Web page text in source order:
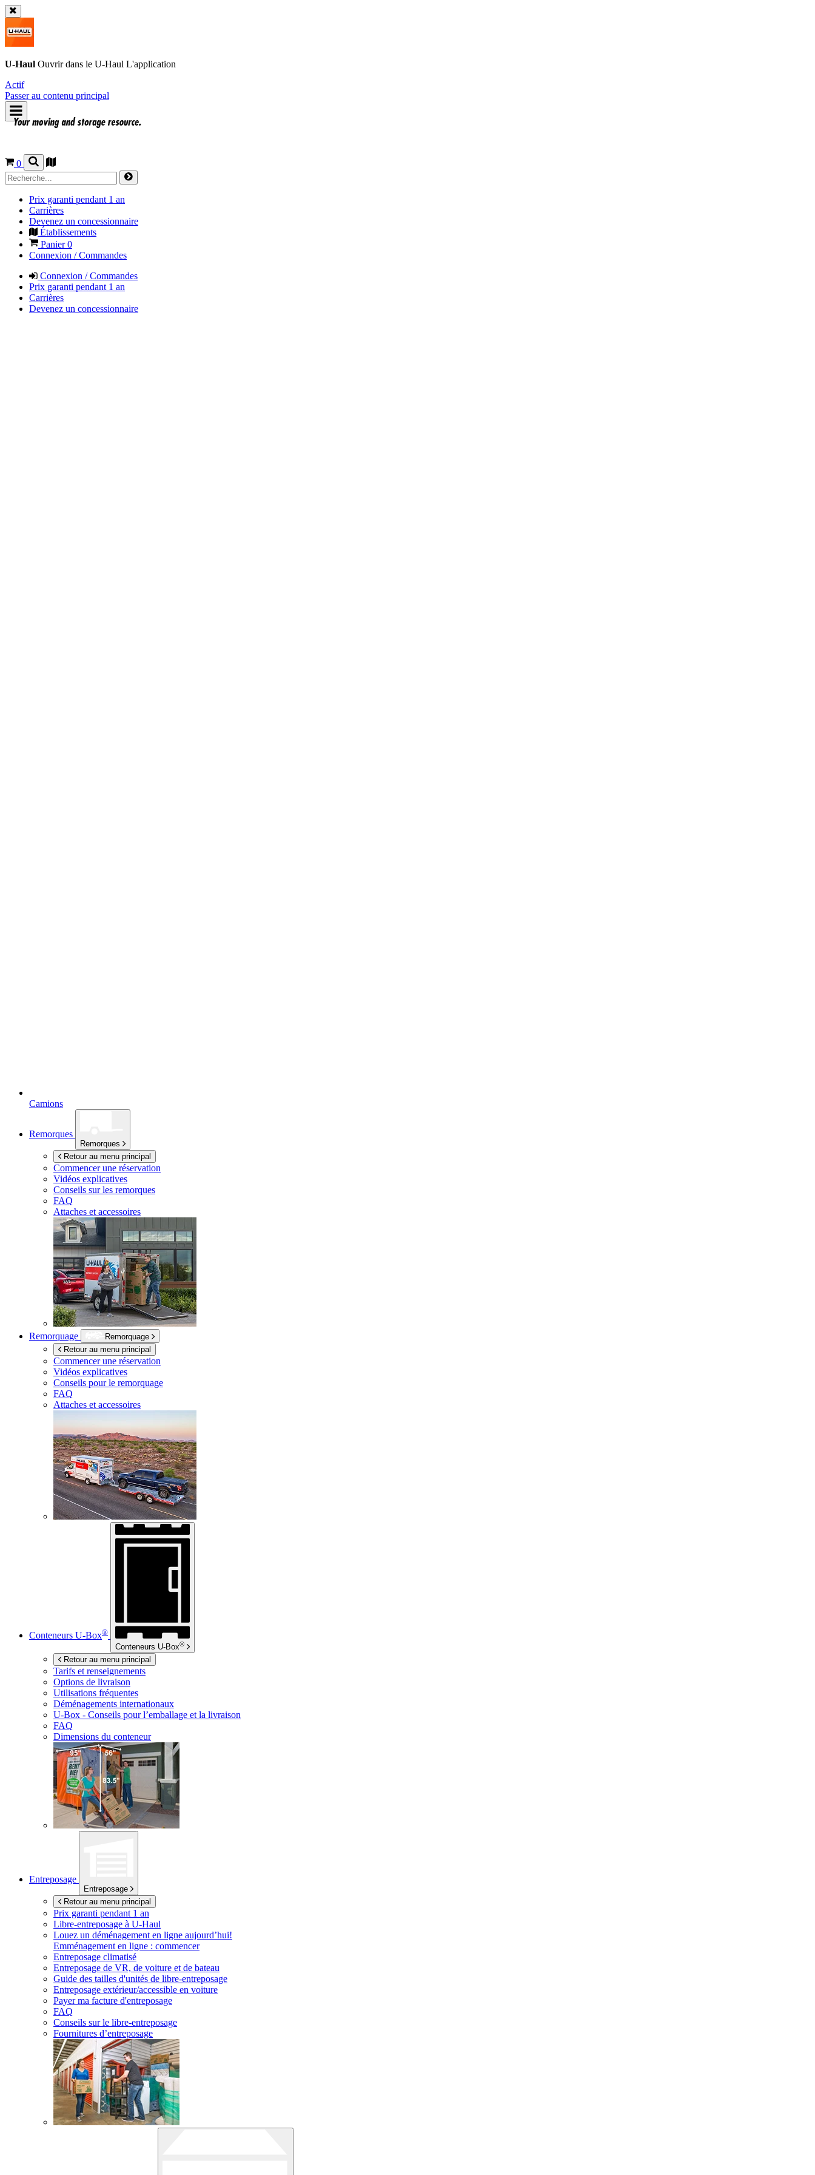
U-Haul Ouvrir dans le U-Haul L'application
Actif
Passer au contenu principal
0
Prix garanti pendant 1 an
Carrières
Devenez un concessionnaire
Établissements
Panier0
Connexion / Commandes
Connexion / Commandes
Prix garanti pendant 1 an
Carrières
Devenez un concessionnaire
Camions
Remorques
Remorques
Retour au menu principal
Commencer une réservation
Vidéos explicatives
Conseils sur les remorques
FAQ
Attaches et accessoires
Remorquage
Remorquage
Retour au menu principal
Commencer une réservation
Vidéos explicatives
Conseils pour le remorquage
FAQ
Attaches et accessoires
Conteneurs U-Box®
Conteneurs U-Box®
Retour au menu principal
Tarifs et renseignements
Options de livraison
Utilisations fréquentes
Déménagements internationaux
U-Box - Conseils pour l’emballage et la livraison
FAQ
Dimensions du conteneur
Entreposage
Entreposage
Retour au menu principal
Prix garanti pendant 1 an
Libre-entreposage à U-Haul
Louez un déménagement en ligne aujourd’hui!
Emménagement en ligne : commencer
Entreposage climatisé
Entreposage de VR, de voiture et de bateau
Guide des tailles d'unités de libre-entreposage
Entreposage extérieur/accessible en voiture
Payer ma facture d'entreposage
FAQ
Conseils sur le libre-entreposage
Fournitures d’entreposage